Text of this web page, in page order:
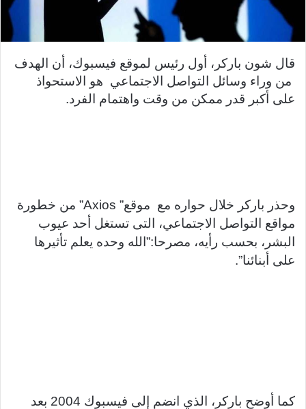
قال شون باركر، أول رئيس لموقع فيسبوك، أن الهدف
من وراء وسائل التواصل الاجتماعي هو الاستحواذ
على أكبر قدر ممكن من وقت واهتمام الفرد.
وحذر باركر خلال حواره مع موقع” Axios” من خطورة
مواقع التواصل الاجتماعي، التى تستغل أحد عيوب
البشر، بحسب رأيه، مصرحا:”الله وحده يعلم تأثيرها
على أبنائنا”.
كما أوضح باركر، الذي انضم إلى فيسبوك 2004 بعد